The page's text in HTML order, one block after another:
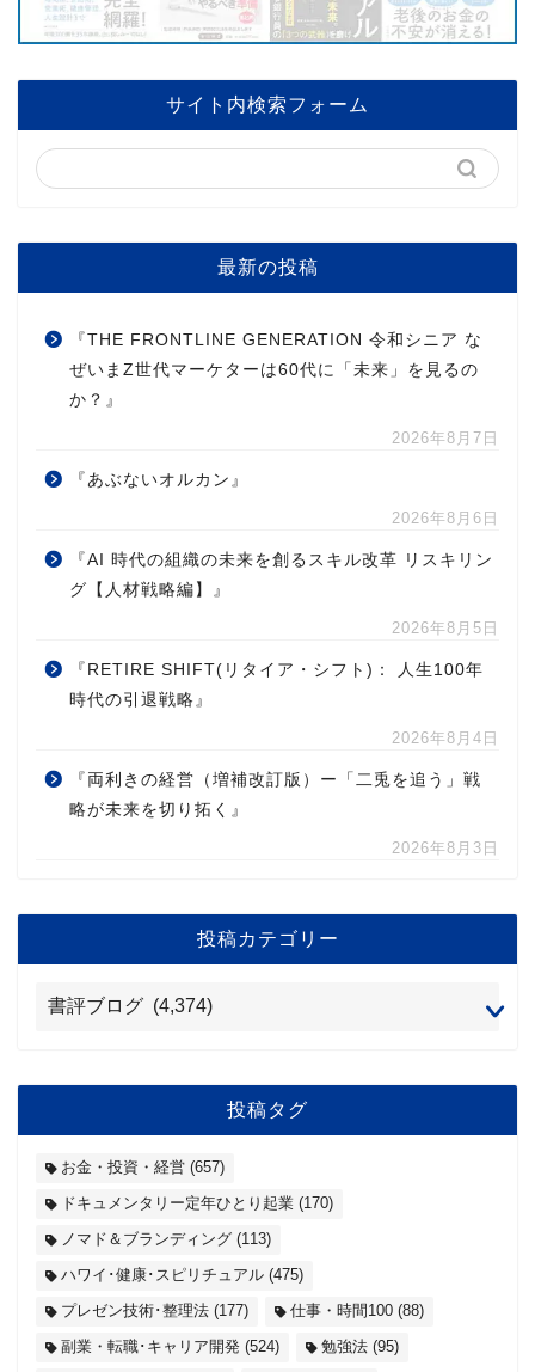
サイト内検索フォーム
最新の投稿
『THE FRONTLINE GENERATION 令和シニア な
ぜいまZ世代マーケターは60代に「未来」を見るの
か？』
2026年8月7日
『あぶないオルカン』
2026年8月6日
『AI 時代の組織の未来を創るスキル改革 リスキリン
グ【人材戦略編】』
2026年8月5日
『RETIRE SHIFT(リタイア・シフト)： 人生100年
時代の引退戦略』
2026年8月4日
『両利きの経営（増補改訂版）ー「二兎を追う」戦
略が未来を切り拓く』
2026年8月3日
投稿カテゴリー
投稿タグ
お金・投資・経営 (657)
ドキュメンタリー定年ひとり起業 (170)
ノマド＆ブランディング (113)
ハワイ･健康･スピリチュアル (475)
プレゼン技術･整理法 (177) 仕事・時間100 (88)
副業・転職･キャリア開発 (524) 勉強法 (95)